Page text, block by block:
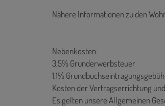
Nähere Informationen zu den
Nebenkosten:
3,5% Grunderwerbsteuer
1,1%
Kosten der Vertragserrichtung
Es gelten unsere Allgemeinen